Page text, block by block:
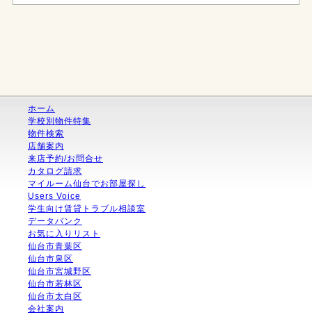
ホーム
学校別物件特集
物件検索
店舗案内
来店予約/お問合せ
カタログ請求
マイルーム仙台でお部屋探し
Users Voice
学生向け賃貸トラブル相談室
データバンク
お気に入りリスト
仙台市青葉区
仙台市泉区
仙台市宮城野区
仙台市若林区
仙台市太白区
会社案内